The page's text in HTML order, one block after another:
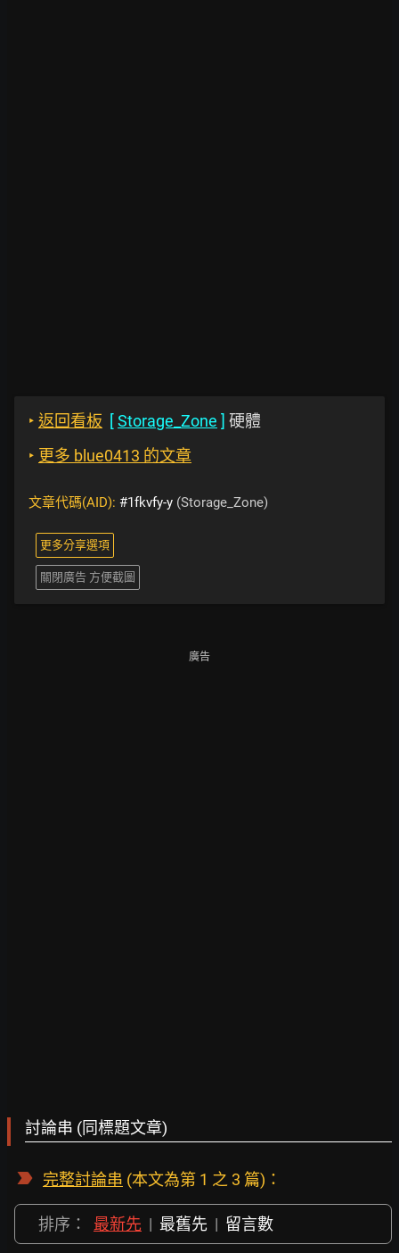
‣ 返回看板 [Storage_Zone ] 硬體
‣ 更多 blue0413 的文章
文章代碼(AID): #1fkvfy-y (Storage_Zone)
更多分享選項
關閉廣告 方便截圖
廣告
討論串 (同標題文章)
完整討論串 (本文為第 1 之 3 篇)：
排序： 最新先 | 最舊先 | 留言數